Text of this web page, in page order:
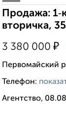
Продажа:
вторичка,
3 380 000 ₽
Первомайский
Телефон:
Агентство,